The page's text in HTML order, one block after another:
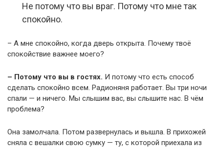
Не потому что вы враг. Потому что мне так
спокойно.
– А мне спокойно, когда дверь открыта. Почему твоё
спокойствие важнее моего?
– Потому что вы в гостях. И потому что есть способ
сделать спокойно всем. Радионяня работает. Вы три ночи
спали — и ничего. Мы слышим вас, вы слышите нас. В чём
проблема?
Она замолчала. Потом развернулась и вышла. В прихожей
сняла с вешалки свою сумку — ту, с которой приехала из